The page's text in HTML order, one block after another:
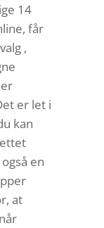
14
får
,
er let i
kan
en
at